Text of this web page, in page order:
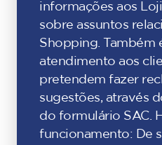
informações aos
sobre assuntos
Shopping. Também
atendimento aos
pretendem fazer
sugestões, através
do formulário SAC.
funcionamento: De